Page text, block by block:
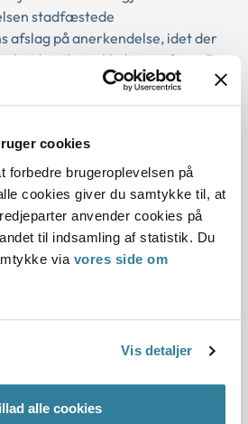
cookies
forbedre brugeroplevelsen på
cookies giver du samtykke til, at
anvender cookies på
til indsamling af statistik. Du
via vores side om
Vis detaljer
alle cookies
stadfæstede
afslag på anerkendelse, idet der
i tilstrækkeligt omfang. Der
af de enkelte byrder.
discusprolaps i lænden hos en
på en plastfabrik, som i ca. 7 år
med pakning af papkasser. Hver
10-16 kg. Hun løftede 2,5 tons om
Arbejdsskadestyrelsens
idet der ikke havde været
omfang.
arbejdet med renskæring,